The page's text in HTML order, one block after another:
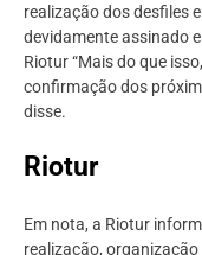
realização dos desfiles
devidamente assinado
Riotur “Mais do que
confirmação dos
disse.
Riotur
Em nota, a Riotur
realização,